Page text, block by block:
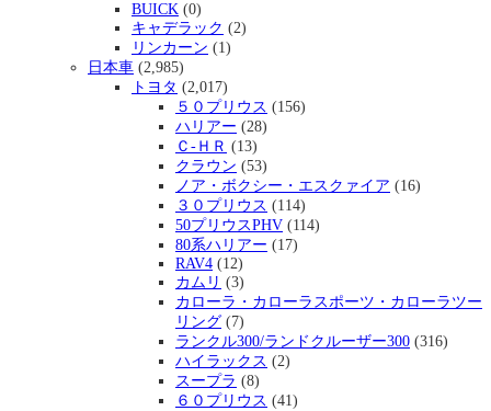
BUICK (0)
キャデラック (2)
リンカーン (1)
日本車 (2,985)
トヨタ (2,017)
５０プリウス (156)
ハリアー (28)
Ｃ-ＨＲ (13)
クラウン (53)
ノア・ボクシー・エスクァイア (16)
３０プリウス (114)
50プリウスPHV (114)
80系ハリアー (17)
RAV4 (12)
カムリ (3)
カローラ・カローラスポーツ・カローラツー
リング (7)
ランクル300/ランドクルーザー300 (316)
ハイラックス (2)
スープラ (8)
６０プリウス (41)